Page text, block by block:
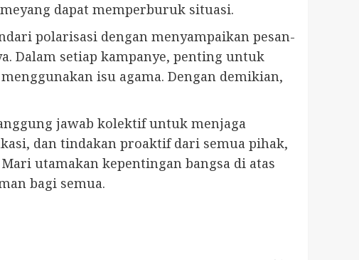
dapat memperburuk situasi.
polarisasi dengan menyampaikan pesan-
Dalam setiap kampanye, penting untuk
isu agama. Dengan demikian,
jawab kolektif untuk menjaga
dan tindakan proaktif dari semua pihak,
utamakan kepentingan bangsa di atas
bagi semua.